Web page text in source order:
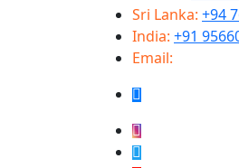
Sri Lanka: +94
India: +91
Email: